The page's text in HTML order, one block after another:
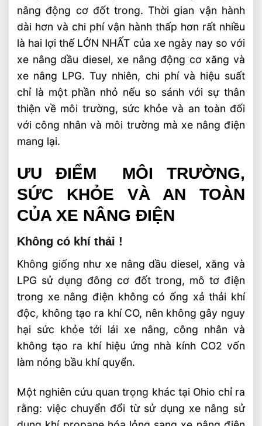
nâng động cơ đốt trong. Thời gian vận hành
dài hơn và chi phí vận hành thấp hơn rất nhiều
là hai lợi thế LỚN NHẤT của xe ngày nay so với
xe nâng dầu diesel, xe nâng động cơ xăng và
xe nâng LPG. Tuy nhiên, chi phí và hiệu suất
chỉ là một phần nhỏ nếu so sánh với sự thân
thiện về môi trường, sức khỏe và an toàn đối
với công nhân và môi trường mà xe nâng điện
mang lại.
ƯU ĐIỂM MÔI TRƯỜNG,
SỨC KHỎE VÀ AN TOÀN
CỦA XE NÂNG ĐIỆN
Không có khí thải !
Không giống như xe nâng dầu diesel, xăng và
LPG sử dụng đông cơ đốt trong, mô tơ điện
trong xe nâng điện không có ống xả thải khí
độc, không tạo ra khí CO, nên không gây nguy
hại sức khỏe tới lái xe nâng, công nhân và
không tạo ra khí hiệu ứng nhà kính CO2 vốn
làm nóng bầu khí quyển.
Một nghiên cứu quan trọng khác tại Ohio chỉ ra
rằng: việc chuyển đổi từ sử dụng xe nâng sử